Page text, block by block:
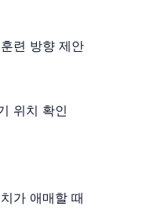
련 방향 제안
위치 확인
가 애매할 때